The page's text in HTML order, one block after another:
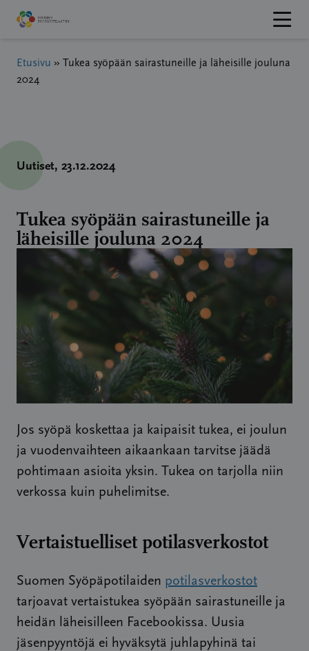
Hyppää
sisältöön
Etusivu »
Tukea syöpään sairastuneille ja läheisille jouluna
2024
Uutiset, 23.12.2024
Tukea syöpään sairastuneille ja
läheisille jouluna 2024
Jos syöpä koskettaa ja kaipaisit tukea, ei joulun
ja vuodenvaihteen aikaankaan tarvitse jäädä
pohtimaan asioita yksin. Tukea on tarjolla niin
verkossa kuin puhelimitse.
Vertaistuelliset potilasverkostot
Suomen Syöpäpotilaiden potilasverkostot
tarjoavat vertaistukea syöpään sairastuneille ja
heidän läheisilleen Facebookissa. Uusia
jäsenpyyntöjä ei hyväksytä juhlapyhinä tai